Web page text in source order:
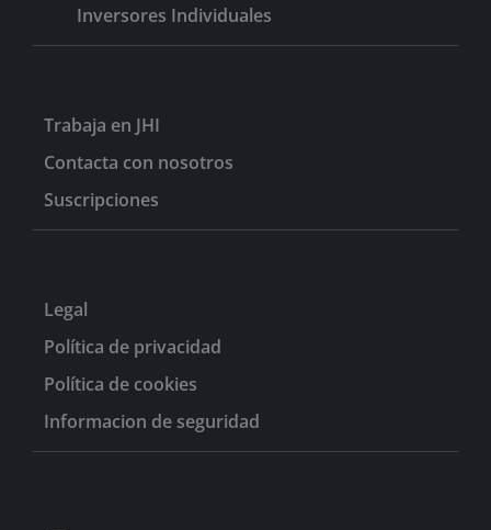
Inversores Individuales
Trabaja en JHI
Contacta con nosotros
Suscripciones
Legal
Política de privacidad
Política de cookies
Informacion de seguridad